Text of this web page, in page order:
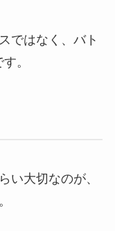
ではなく、バト
。
い大切なのが、